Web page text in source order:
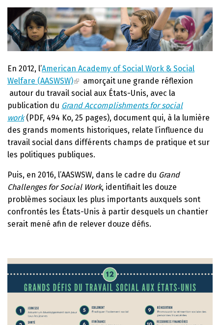
En 2012, l’American Academy of Social Work & Social
Welfare (AASWSW)
amorçait une grande réflexion
autour du travail social aux États-Unis, avec la
publication du Grand Accomplishments for social
work (PDF, 494 Ko, 25 pages), document qui, à la lumière
des grands moments historiques, relate l’influence du
travail social dans différents champs de pratique et sur
les politiques publiques.
Puis, en 2016, l’AASWSW, dans le cadre du Grand
Challenges for Social Work, identifiait les douze
problèmes sociaux les plus importants auxquels sont
confrontés les États-Unis à partir desquels un chantier
serait mené afin de relever douze défis.